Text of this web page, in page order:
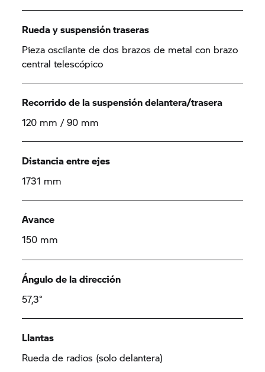
Rueda y suspensión traseras
Pieza oscilante de dos brazos de metal con brazo
central telescópico
Recorrido de la suspensión delantera/trasera
120 mm / 90 mm
Distancia entre ejes
1731 mm
Avance
150 mm
Ángulo de la dirección
57,3°
Llantas
Rueda de radios (solo delantera)